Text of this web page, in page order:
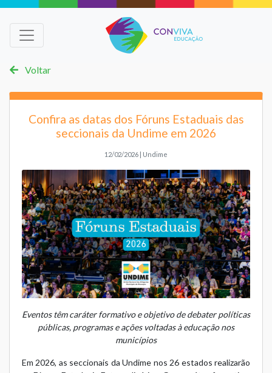
Voltar
Confira as datas dos Fóruns Estaduais das
seccionais da Undime em 2026
12/02/2026 | Undime
Eventos têm caráter formativo e objetivo de debater políticas
públicas, programas e ações voltadas à educação nos
municípios
Em 2026, as seccionais da Undime nos 26 estados realizarão